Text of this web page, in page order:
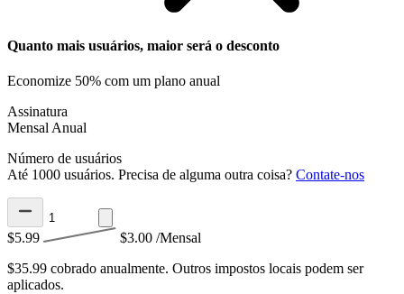
Quanto mais usuários, maior será o desconto
Economize 50% com um plano anual
Assinatura
Mensal Anual
Número de usuários
Até 1000 usuários. Precisa de alguma outra coisa? Contate-nos
$5.99 $3.00 /Mensal
$35.99 cobrado anualmente. Outros impostos locais podem ser
aplicados.